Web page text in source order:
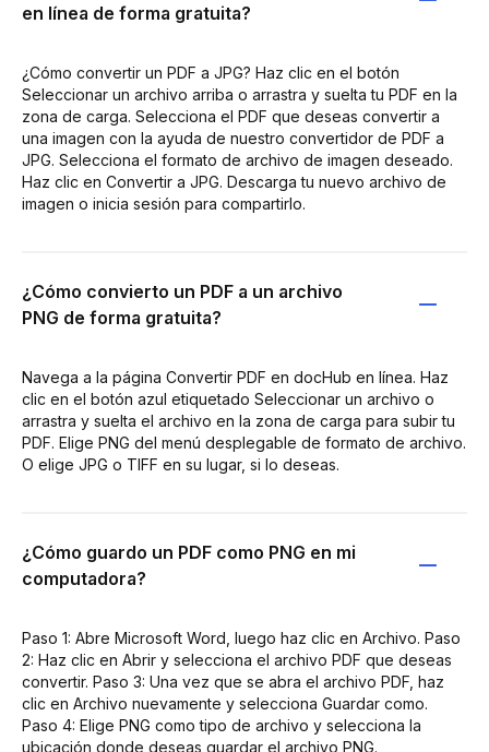
en línea de forma gratuita?
¿Cómo convertir un PDF a JPG? Haz clic en el botón
Seleccionar un archivo arriba o arrastra y suelta tu PDF en la
zona de carga. Selecciona el PDF que deseas convertir a
una imagen con la ayuda de nuestro convertidor de PDF a
JPG. Selecciona el formato de archivo de imagen deseado.
Haz clic en Convertir a JPG. Descarga tu nuevo archivo de
imagen o inicia sesión para compartirlo.
¿Cómo convierto un PDF a un archivo
PNG de forma gratuita?
Navega a la página Convertir PDF en docHub en línea. Haz
clic en el botón azul etiquetado Seleccionar un archivo o
arrastra y suelta el archivo en la zona de carga para subir tu
PDF. Elige PNG del menú desplegable de formato de archivo.
O elige JPG o TIFF en su lugar, si lo deseas.
¿Cómo guardo un PDF como PNG en mi
computadora?
Paso 1: Abre Microsoft Word, luego haz clic en Archivo. Paso
2: Haz clic en Abrir y selecciona el archivo PDF que deseas
convertir. Paso 3: Una vez que se abra el archivo PDF, haz
clic en Archivo nuevamente y selecciona Guardar como.
Paso 4: Elige PNG como tipo de archivo y selecciona la
ubicación donde deseas guardar el archivo PNG.